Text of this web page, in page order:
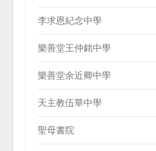
李求恩紀念中學
樂善堂王仲銘中學
樂善堂余近卿中學
天主教伍華中學
聖母書院